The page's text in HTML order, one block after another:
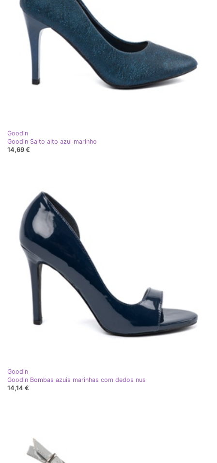
Goodin
Goodin Salto alto azul marinho
14,69 €
Goodin
Goodin Bombas azuis marinhas com dedos nus
14,14 €